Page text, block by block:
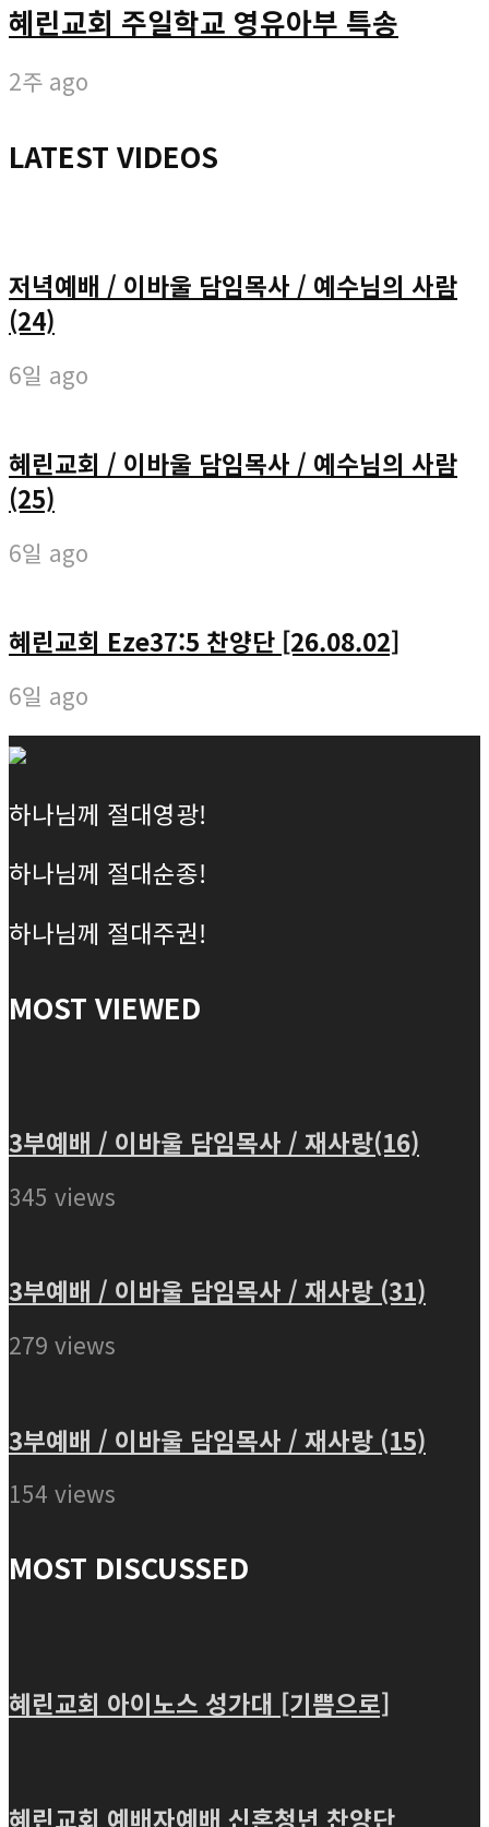
혜린교회 주일학교 영유아부 특송
2주 ago
LATEST VIDEOS
저녁예배 / 이바울 담임목사 / 예수님의 사람
(24)
6일 ago
혜린교회 / 이바울 담임목사 / 예수님의 사람
(25)
6일 ago
혜린교회 Eze37:5 찬양단 [26.08.02]
6일 ago
하나님께 절대영광!
하나님께 절대순종!
하나님께 절대주권!
MOST VIEWED
3부예배 / 이바울 담임목사 / 재사랑(16)
345 views
3부예배 / 이바울 담임목사 / 재사랑 (31)
279 views
3부예배 / 이바울 담임목사 / 재사랑 (15)
154 views
MOST DISCUSSED
혜린교회 아이노스 성가대 [기쁨으로]
혜린교회 예배자예배 신혼청년 찬양단